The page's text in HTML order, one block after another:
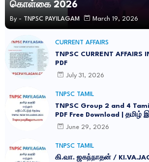
கொள்கை 2026
By - TNPSC PAYILAGAM March 19, 2026
CURRENT AFFAIRS
TNPSC CURRENT AFFAIRS
PDF
July 31, 2026
TNPSC TAMIL
TNPSC Group 2 and 4
PDF Free Download |
SYLLABUS UPDATED -2026
June 29, 2026
TNPSC TAMIL
கி.வா. ஜகந்நாதன் /